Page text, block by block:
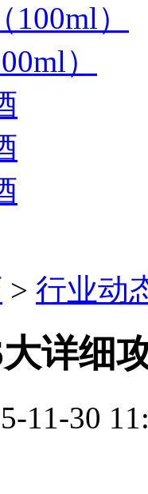
）
）
> 行业动
详细
11-30